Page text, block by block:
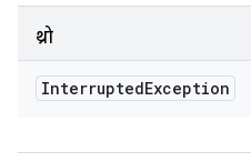
थ्रो
InterruptedException